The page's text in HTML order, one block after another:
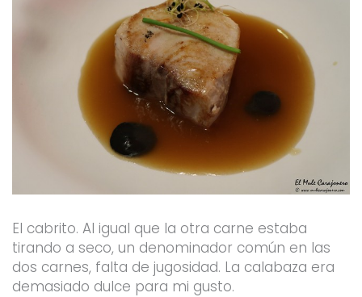
El cabrito. Al igual que la otra carne estaba
tirando a seco, un denominador común en las
dos carnes, falta de jugosidad. La calabaza era
demasiado dulce para mi gusto.